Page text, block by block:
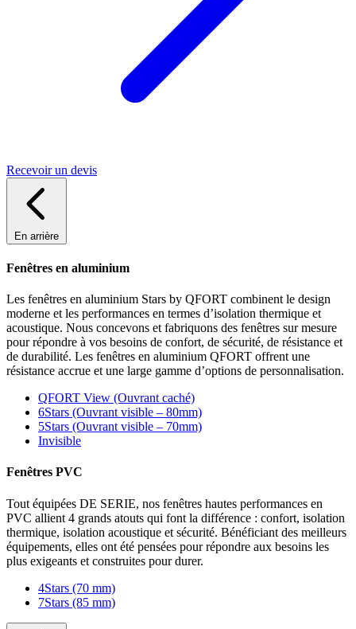
Recevoir un devis
En arrière
Fenêtres en aluminium
Les fenêtres en aluminium Stars by QFORT combinent le design
moderne et les performances en termes d’isolation thermique et
acoustique. Nous concevons et fabriquons des fenêtres sur mesure
pour répondre à vos besoins de confort, de sécurité, de résistance et
de durabilité. Les fenêtres en aluminium QFORT offrent une
résistance accrue et une large gamme d’options de personnalisation.
QFORT View (Ouvrant caché)
6Stars (Ouvrant visible – 80mm)
5Stars (Ouvrant visible – 70mm)
Invisible
Fenêtres PVC
Tout équipées DE SERIE, nos fenêtres hautes performances en
PVC allient 4 grands atouts qui font la différence : confort, isolation
thermique, isolation acoustique et sécurité. Bénéficiant des meilleurs
équipements, elles ont été pensées pour répondre aux besoins les
plus exigeants et construites pour durer.
4Stars (70 mm)
7Stars (85 mm)